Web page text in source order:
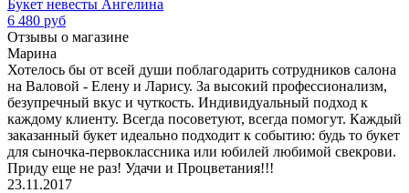
Букет невесты Ангелина
6 480 руб
Отзывы о магазине
Марина
Хотелось бы от всей души поблагодарить сотрудников салона
на Валовой - Елену и Ларису. За высокий профессионализм,
безупречный вкус и чуткость. Индивидуальный подход к
каждому клиенту. Всегда посоветуют, всегда помогут. Каждый
заказанный букет идеально подходит к событию: будь то букет
для сыночка-первоклассника или юбилей любимой свекрови.
Приду еще не раз! Удачи и Процветания!!!
23.11.2017